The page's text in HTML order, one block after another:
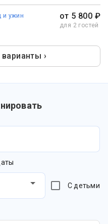
и ужин от 5 800 ₽
для 2 гостей
›
С детьми